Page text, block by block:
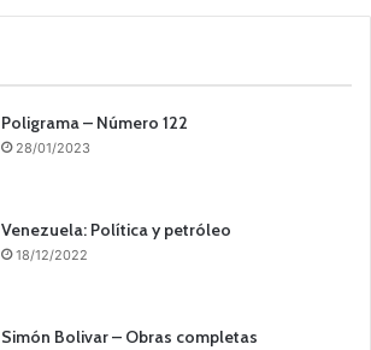
Poligrama – Número 122
28/01/2023
Venezuela: Política y petróleo
18/12/2022
Simón Bolivar – Obras completas